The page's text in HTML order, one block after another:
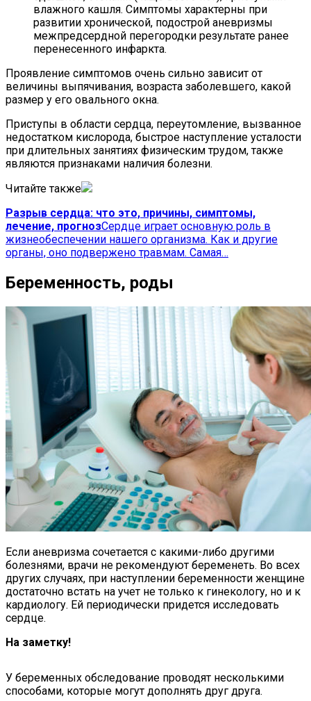
влажного кашля. Симптомы характерны при
развитии хронической, подострой аневризмы
межпредсердной перегородки результате ранее
перенесенного инфаркта.
Проявление симптомов очень сильно зависит от
величины выпячивания, возраста заболевшего, какой
размер у его овального окна.
Приступы в области сердца, переутомление, вызванное
недостатком кислорода, быстрое наступление усталости
при длительных занятиях физическим трудом, также
являются признаками наличия болезни.
Читайте также
Разрыв сердца: что это, причины, симптомы,
лечение, прогнозСердце играет основную роль в
жизнеобеспечении нашего организма. Как и другие
органы, оно подвержено травмам. Самая…
Беременность, роды
Если аневризма сочетается с какими-либо другими
болезнями, врачи не рекомендуют беременеть. Во всех
других случаях, при наступлении беременности женщине
достаточно встать на учет не только к гинекологу, но и к
кардиологу. Ей периодически придется исследовать
сердце.
На заметку!
У беременных обследование проводят несколькими
способами, которые могут дополнять друг друга.